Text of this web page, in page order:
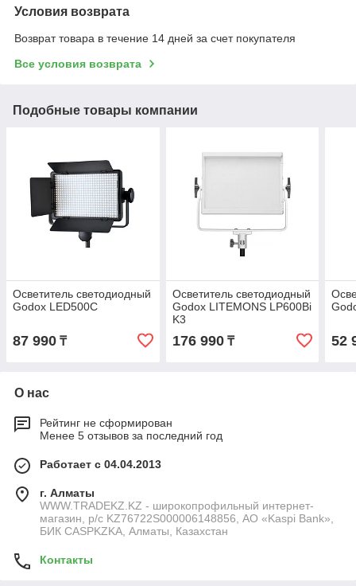
Условия возврата
Возврат товара в течение 14 дней за счет покупателя
Все условия возврата
Подобные товары компании
Осветитель светодиодный
Godox LED500C
87 990 ₸
Осветитель светодиодный
Godox LITEMONS LP600Bi
K3
176 990₸ 52
О нас
Рейтинг не сформирован
Менее 5 отзывов за последний год
Работает с 04.04.2013
г. Алматы
WWW.TRADEKZ.KZ - широкопрофильный интернет-
магазин, р/с KZ76722S000006148856, АО «Kaspi Bank»,
БИК CASPKZKA, Алматы, Казахстан
Контакты